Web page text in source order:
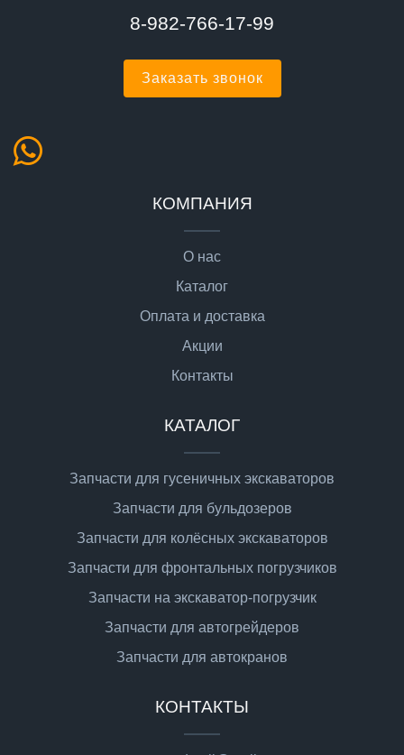
8-982-766-17-99
Заказать звонок
КОМПАНИЯ
О нас
Каталог
Оплата и доставка
Акции
Контакты
КАТАЛОГ
Запчасти для гусеничных экскаваторов
Запчасти для бульдозеров
Запчасти для колёсных экскаваторов
Запчасти для фронтальных погрузчиков
Запчасти на экскаватор-погрузчик
Запчасти для автогрейдеров
Запчасти для автокранов
КОНТАКТЫ